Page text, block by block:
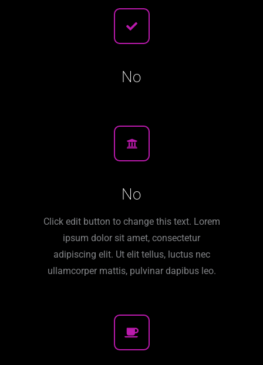
No
No
Click edit button to change this text. Lorem
ipsum dolor sit amet, consectetur
adipiscing elit. Ut elit tellus, luctus nec
ullamcorper mattis, pulvinar dapibus leo.